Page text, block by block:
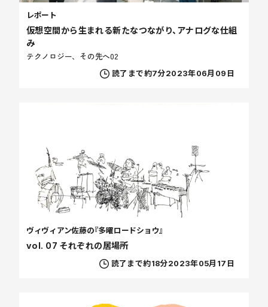
仮想空間から生まれる新たなつながり、アナログな仕組
み
テクノロジー、その先へ02
レポート
読了まで約7分2023年06月09日
vol. 07 それぞれの居場所
ヴィヴィアン佐藤の『多曜ロードショウ』
読了まで約18分2023年05月17日